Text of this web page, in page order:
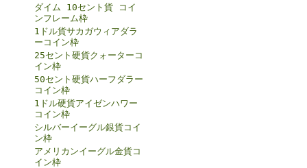
ダイム 10セント貨 コイ
ンフレーム枠
1ドル貨サカガウィアダラ
ーコイン枠
25セント硬貨クォーターコ
イン枠
50セント硬貨ハーフダラー
コイン枠
1ドル硬貨アイゼンハワー
コイン枠
シルバーイーグル銀貨コイ
ン枠
アメリカンイーグル金貨コ
イン枠